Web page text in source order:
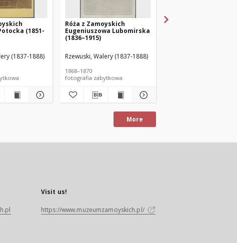
(1851-
(1837-1888)
Róża z Zamoyskich
Eugeniuszowa Lubomirska
(1836–1915)
Rzewuski, Walery (1837-1888)
1868–1870
fotografia zabytkowa
More
Visit us!
https://www.muzeumzamoyskich.pl/